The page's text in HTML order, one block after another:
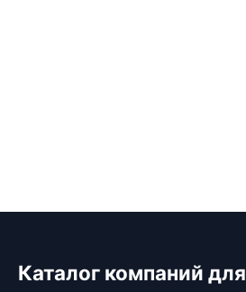
Каталог компаний для